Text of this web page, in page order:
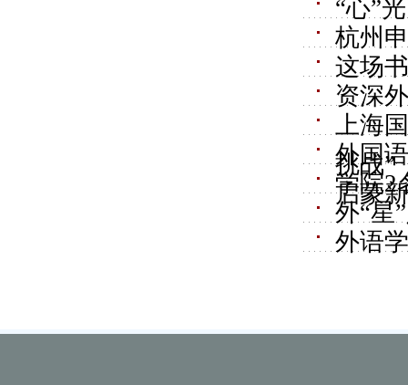
“心”
杭州
这场
资深
上海
挑战”
外国
启蒙
学院2
外“星
外语